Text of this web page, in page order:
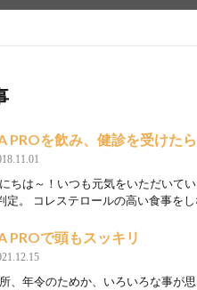
PROを飲み、健診を受けたら
ちは～！いつも元気をいただいて
定。 コレステロールの高い食事を
PROで頭もスッキリ
、年令のためか、いろいろな事が